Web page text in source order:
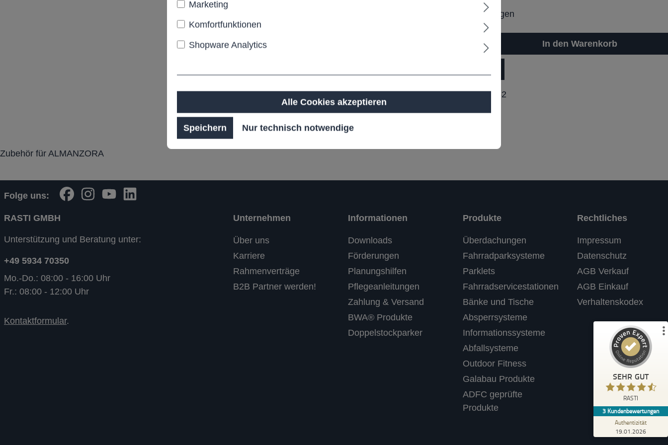
Lieferzeit: Projektbezogen
In den Warenkorb
Produktnummer:E10252
Zubehör für ALMANZORA
Folge uns:
RASTI GMBH
Unterstützung und Beratung unter:
+49 5934 70350
Mo.-Do.: 08:00 - 16:00 Uhr
Fr.: 08:00 - 12:00 Uhr
Kontaktformular.
Unternehmen
Über uns
Karriere
Rahmenverträge
B2B Partner werden!
Informationen
Downloads
Förderungen
Planungshilfen
Pflegeanleitungen
Zahlung & Versand
BWA® Produkte
Doppelstockparker
Produkte
Überdachungen
Fahrradparksysteme
Parklets
Fahrradservicestationen
Bänke und Tische
Absperrsysteme
Informationssysteme
Abfallsysteme
Outdoor Fitness
Galabau Produkte
ADFC geprüfte
Produkte
Rechtliches
Impressum
Datenschutz
AGB Verkauf
AGB Einkauf
Verhaltenskodex
Marketing
Komfortfunktionen
Shopware Analytics
Alle Cookies akzeptieren
Speichern Nur technisch notwendige
SEHR GUT
RASTI
3 Kundenbewertungen
Authentizität
19.01.2026
RASTI
100
%
Empfehlungen auf
ProvenExpert.com
Bewertungen auf ProvenExpert.com
Erfahren Sie mehr über dieses Bewertungssiegel
Anonym
Supermarkt einen Fahrradständer mit
Werbetafel gekauft.